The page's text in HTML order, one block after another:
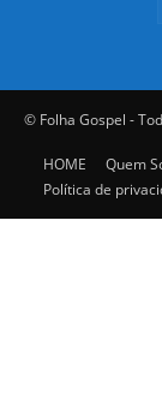
© Folha Gospel -
HOME Quem
Política de